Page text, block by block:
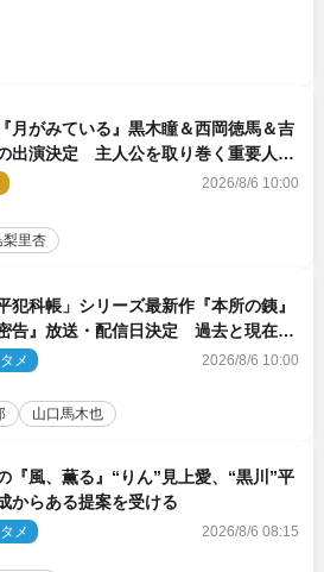
月がみている』黒木瞳＆西岡徳馬＆吉
出演決定 主人公を取り巻く重要人物
る
2026/8/6 10:00
梨里杏
犯科帳」シリーズ最新作『本所の銕』
告』放送・配信日決定 過去と現在が
ビジュアルも解禁
メ 2026/8/6 10:00
山口馬木也
『風、薫る』“りん”見上愛、“黒川”平
からある提案を受ける
メ 2026/8/6 08:15